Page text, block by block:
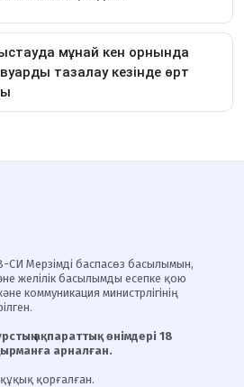
СИ Мерзімді баспасөз басылымын,
желілік басылымды есепке қою
коммуникация министрлігінің
ақпараттық өнімдері 18
арналған.
қорғалған.